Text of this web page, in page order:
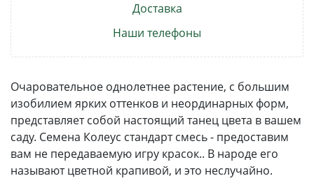
Доставка
Наши телефоны
Очаровательное однолетнее растение, с большим
изобилием ярких оттенков и неординарных форм,
представляет собой настоящий танец цвета в вашем
саду. Семена Колеус стандарт смесь - предоставим
вам не передаваемую игру красок.. В народе его
называют цветной крапивой, и это неслучайно.